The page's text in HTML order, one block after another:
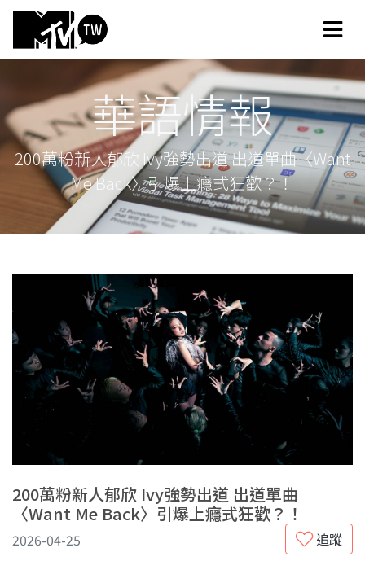
華語情報
200萬粉新人郁欣 Ivy強勢出道 出道單曲〈Want
Me Back〉引爆上癮式狂歡？！
200萬粉新人郁欣 Ivy強勢出道 出道單曲
〈Want Me Back〉引爆上癮式狂歡？！
追蹤
2026-04-25